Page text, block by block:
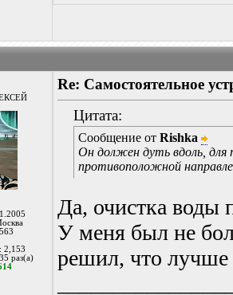
2,153
раз(а)
Re: Самостоятельное
Цитата:
Сообщение от Rishka
Он должен дуть вдоль, для
противоположной
Да, очистка воды
У меня был не
решил, что лучше